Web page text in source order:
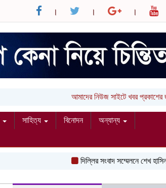
আমাদের নিউজ সাইটে খবর প্রকাশের
সাহিত্য বিনোদন
অন্যান্য
দিল্লির সংবাদ সম্মেলনে শেখ হাসিনার